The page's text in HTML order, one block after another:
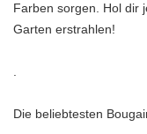
Farben sorgen. Hol dir
Garten erstrahlen!
.
Die beliebtesten